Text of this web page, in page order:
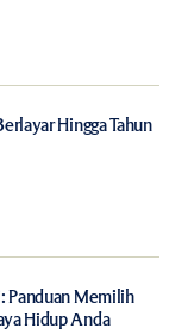
Hingga Tahun
Panduan Memilih
Hidup Anda